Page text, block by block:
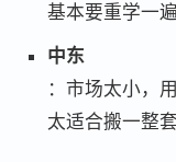
基本要重学一遍
中东
：市场太小，
太适合搬一整